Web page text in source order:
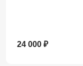
24 000 ₽